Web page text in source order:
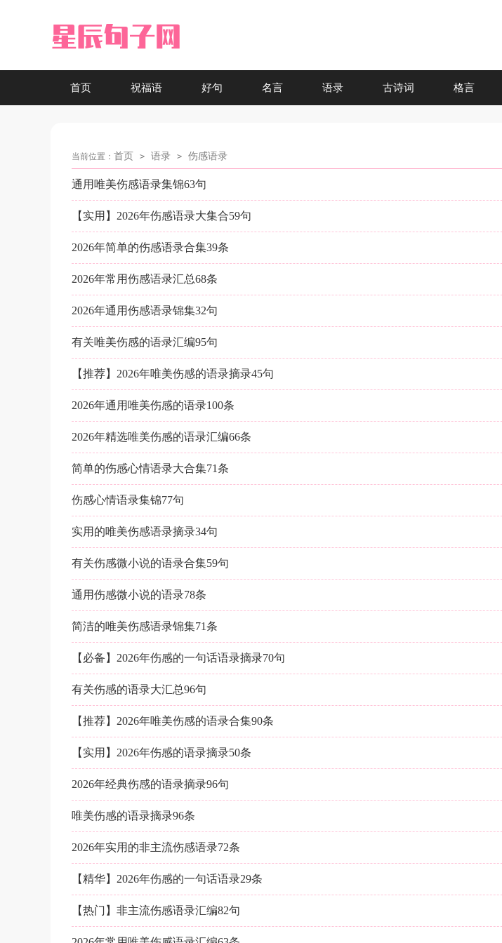
首页 祝福语 好句 名言 语录 古诗词 格言
当前位置： 首页 > 语录 > 伤感语录
通用唯美伤感语录集锦63句
【实用】2026年伤感语录大集合59句
2026年简单的伤感语录合集39条
2026年常用伤感语录汇总68条
2026年通用伤感语录锦集32句
有关唯美伤感的语录汇编95句
【推荐】2026年唯美伤感的语录摘录45句
2026年通用唯美伤感的语录100条
2026年精选唯美伤感的语录汇编66条
简单的伤感心情语录大合集71条
伤感心情语录集锦77句
实用的唯美伤感语录摘录34句
有关伤感微小说的语录合集59句
通用伤感微小说的语录78条
简洁的唯美伤感语录锦集71条
【必备】2026年伤感的一句话语录摘录70句
有关伤感的语录大汇总96句
【推荐】2026年唯美伤感的语录合集90条
【实用】2026年伤感的语录摘录50条
2026年经典伤感的语录摘录96句
唯美伤感的语录摘录96条
2026年实用的非主流伤感语录72条
【精华】2026年伤感的一句话语录29条
【热门】非主流伤感语录汇编82句